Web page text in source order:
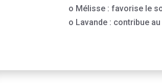
o Mélisse : favorise le
o Lavande : contribue